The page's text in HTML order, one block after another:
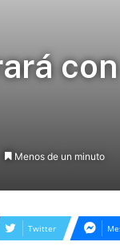
Menos de un minuto
Twitter